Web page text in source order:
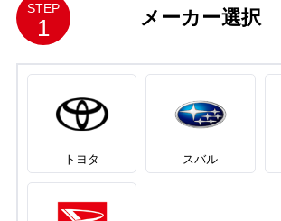
STEP
1 メーカー選択
トヨタ スバル